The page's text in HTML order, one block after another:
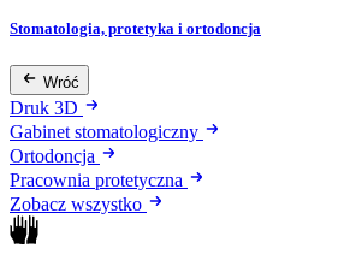
Stomatologia, protetyka i ortodoncja
Wróć
Druk 3D
Gabinet stomatologiczny
Ortodoncja
Pracownia protetyczna
Zobacz wszystko